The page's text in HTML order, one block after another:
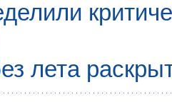
лета